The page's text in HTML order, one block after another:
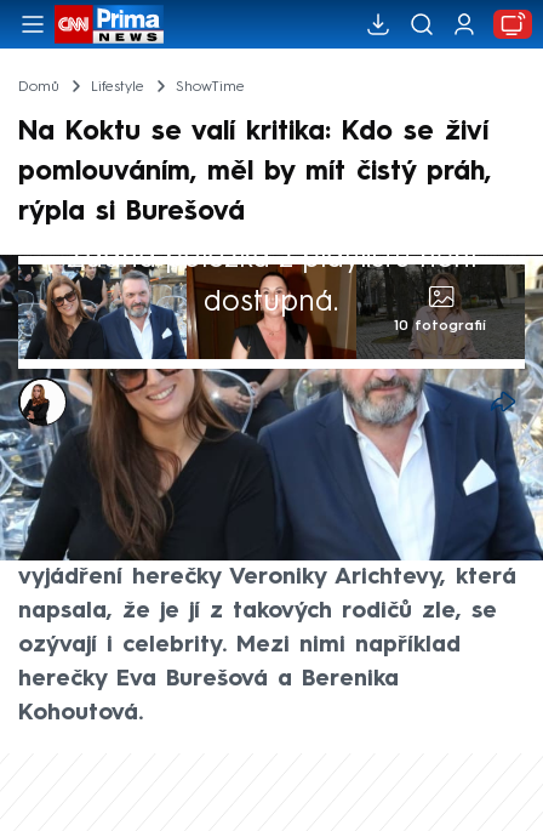
Domů Lifestyle ShowTime
Na Koktu se valí kritika: Kdo se živí
pomlouváním, měl by mít čistý práh,
rýpla si Burešová
Žádná položka z playlistu není
dostupná.
10 fotografií
Michaela Bartošová
28. dub 2026, 13:33
Na Josefa Koktu se po zveřejnění virálního
videa, na kterém vulgárně křičí na své děti,
valí kritika ze všech stran. Po ostrém
vyjádření herečky Veroniky Arichtevy, která
napsala, že je jí z takových rodičů zle, se
ozývají i celebrity. Mezi nimi například
herečky Eva Burešová a Berenika
Kohoutová.